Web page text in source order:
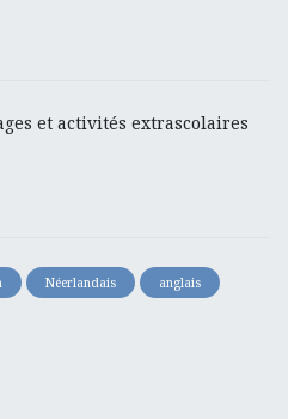
et activités extrascolaires
Néerlandais anglais